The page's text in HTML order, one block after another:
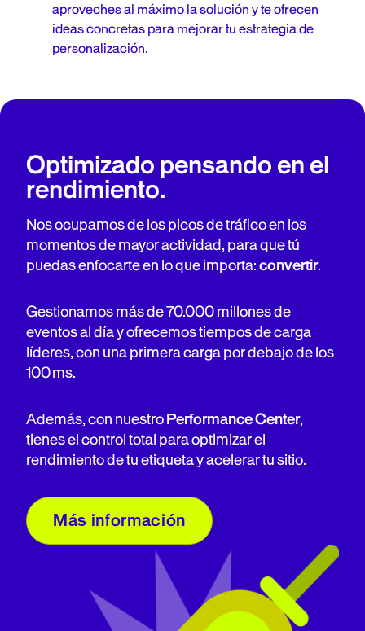
aproveches al máximo la solución y te ofrecen
ideas concretas para mejorar tu estrategia de
personalización.
Optimizado pensando en el
rendimiento.
Nos ocupamos de los picos de tráfico en los
momentos de mayor actividad, para que tú
puedas enfocarte en lo que importa:convertir.
Gestionamos más de 70.000 millones de
eventos al día y ofrecemos tiempos de carga
líderes, con una primera carga por debajo de los
100 ms.
Además, con nuestroPerformance Center,
tienes el control total para optimizar el
rendimiento de tu etiqueta y acelerar tu sitio.
Más información